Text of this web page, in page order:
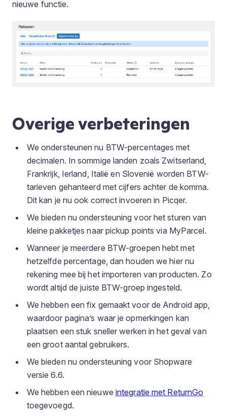
nieuwe functie.
Overige verbeteringen
We ondersteunen nu BTW-percentages met
decimalen. In sommige landen zoals Zwitserland,
Frankrijk, Ierland, Italië en Slovenië worden BTW-
tarieven gehanteerd met cijfers achter de komma.
Dit kan je nu ook correct invoeren in Picqer.
We bieden nu ondersteuning voor het sturen van
kleine pakketjes naar pickup points via MyParcel.
Wanneer je meerdere BTW-groepen hebt met
hetzelfde percentage, dan houden we hier nu
rekening mee bij het importeren van producten. Zo
wordt altijd de juiste BTW-groep ingesteld.
We hebben een fix gemaakt voor de Android app,
waardoor pagina’s waar je opmerkingen kan
plaatsen een stuk sneller werken in het geval van
een groot aantal gebruikers.
We bieden nu ondersteuning voor Shopware
versie 6.6.
We hebben een nieuwe integratie met ReturnGo
toegevoegd.